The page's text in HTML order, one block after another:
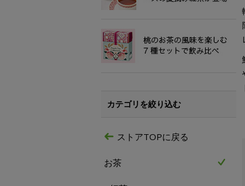
カテゴリを絞り込む
ストアTOPに戻る
お茶